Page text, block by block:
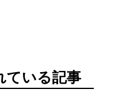
ている記事